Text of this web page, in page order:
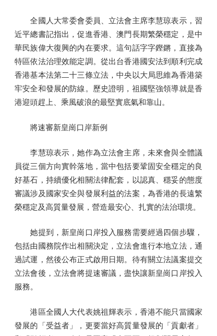
全國人大常委會委員、立法會主席李慧琼表示，習
近平總書記指出，促進香港、澳門長期繁榮穩定，是中
華民族偉大復興的內在要求。這句話字字鏗鏘，直接為
特區依法治理效能定調。從出台香港國安法到順利完成
香港基本法第二十三條立法，中央以大局思維為香港築
牢安全和發展的防線。歷史證明，祖國堅強領導就是香
港迎頭趕上、乘風破浪的最堅實底氣和靠山。
將速審新皇崗口岸新例
李慧琼表示，她作為立法會主席，未來會與全體議
員從三個方向實幹落地，當中包括要鞏固安全穩定的良
好基石，持續優化相關法律配套，以認真、穩妥的態度
審議涉及國家安全與發展利益的法案，為香港的長遠繁
榮穩定及高質量發展，營造最安心、扎實的法治環境。
她提到，新皇崗口岸投入服務需要經過四個步驟，
包括由國務院作出相關決定，立法會進行本地立法，通
過試運，然後公布正式啟用日期。待有關立法議案提交
立法會後，立法會將提速審議，盡快讓新皇崗口岸投入
服務。
港區全國人大代表姚祖輝表示，香港不能只當國家
發展的「受益者」，更要當好高質量發展的「貢獻者」